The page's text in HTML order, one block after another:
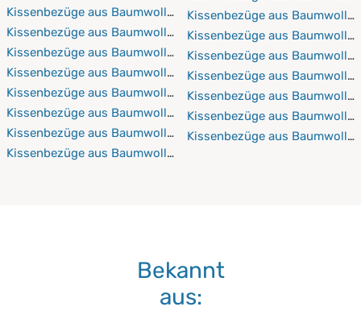
Kissenbezüge aus Baumwolle 40x80 cm
Kissenbezüge aus Baumwolle 40x90 cm
Kissenbezüge aus Baumwolle 40x145 cm
Kissenbezüge aus Baumwolle 40x200 cm
Kissenbezüge aus Baumwolle 50x50 cm
Kissenbezüge aus Baumwolle 50x60 cm
Kissenbezüge aus Baumwolle 50x70 cm
Kissenbezüge aus Baumwolle 50x80 cm
Kissenbezüge aus Baumwolle
Kissenbezüge aus Baumwolle
Kissenbezüge aus Baumwolle
Kissenbezüge aus Baumwolle
Kissenbezüge aus Baumwolle
Kissenbezüge aus Baumwolle
Kissenbezüge aus Baumwolle
Bekannt
aus: